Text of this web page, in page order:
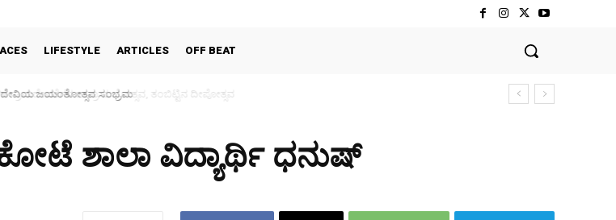
LIFESTYLE ARTICLES OFF BEAT
ಜಾತ್ರಾ ಮಹೋತ್ಸವ, ತಂಬಿಟ್ಟಿನ ದೀಪೋತ್ಸವ
ಶಾಲಾ ವಿದ್ಯಾರ್ಥಿ ಧನುಷ್